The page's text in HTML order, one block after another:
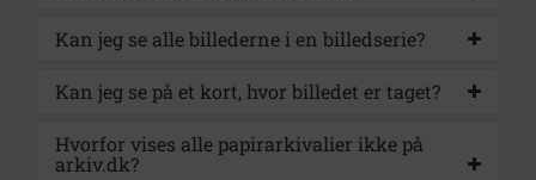
Kan jeg se alle billederne i en billedserie?
Kan jeg se på et kort, hvor billedet er taget?
Hvorfor vises alle papirarkivalier ikke på
arkiv.dk?